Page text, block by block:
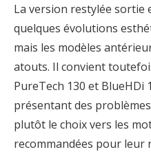
La version restylée sortie
quelques évolutions
mais les modèles
atouts. Il convient
PureTech 130 et BlueHDi
présentant des
plutôt le choix vers les
recommandées pour leur